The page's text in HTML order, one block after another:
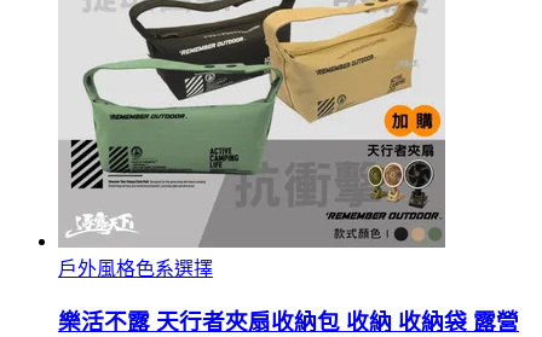
戶外風格色系選擇
樂活不露 天行者夾扇收納包 收納 收納袋 露營